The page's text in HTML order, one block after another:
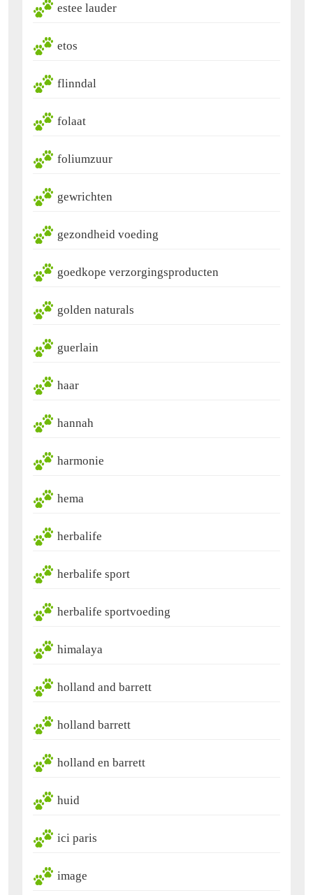
estee lauder
etos
flinndal
folaat
foliumzuur
gewrichten
gezondheid voeding
goedkope verzorgingsproducten
golden naturals
guerlain
haar
hannah
harmonie
hema
herbalife
herbalife sport
herbalife sportvoeding
himalaya
holland and barrett
holland barrett
holland en barrett
huid
ici paris
image